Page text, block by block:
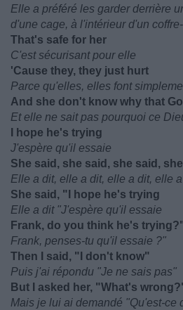
Elle a préféré les garder derrière
d'une cage, à l'intérieur d'un
That's safe for her
C'est sécurisant pour elle
'Cause they, they just hurt
Parce qu'elles, elles font
And she don't know why that
Et elle ne sait pas pourquoi ce
I hope he's trying
J'espère qu'il essaie
She said, she said, she said,
Elle a dit, elle a dit, elle a dit, elle
She said, "I hope he's trying
Elle a dit "J'espère qu'il essaie
Frank, do you think he's
Frank, penses-tu qu'il essaie ?"
Then I said, "I don't know"
Puis j'ai répondu "Je ne sais pas"
But I asked her, "What's
Mais je lui ai demandé "Qu'est-ce